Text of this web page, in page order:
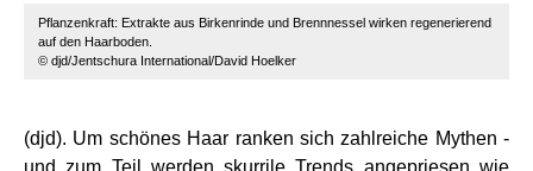
Pflanzenkraft: Extrakte aus Birkenrinde und Brennnessel wirken regenerierend
auf den Haarboden.
© djd/Jentschura International/David Hoelker
(djd). Um schönes Haar ranken sich zahlreiche Mythen -
und zum Teil werden skurrile Trends angepriesen wie